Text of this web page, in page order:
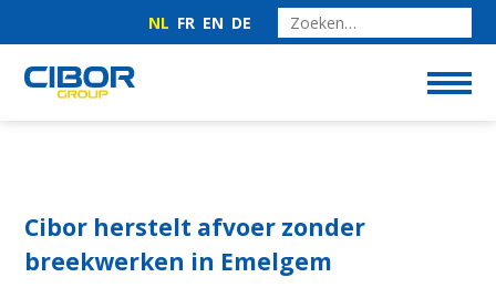
NL FR EN DE
Cibor herstelt afvoer zonder
breekwerken in Emelgem